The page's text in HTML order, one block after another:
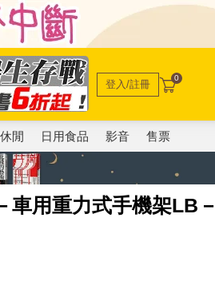
登入/註冊 0
閒 日用食品 影音 售票
車用重力式手機架LB－